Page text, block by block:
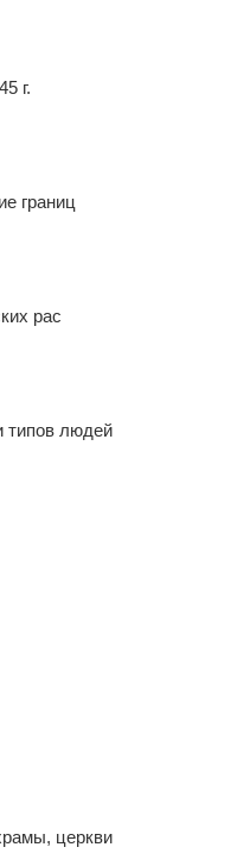
г.
границ
рас
типов людей
церкви